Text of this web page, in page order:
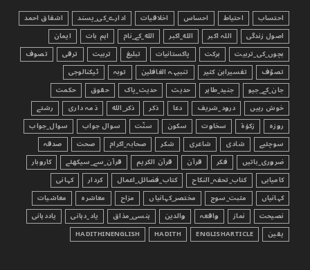
احتساب احتیاط احساس اخلاقیات ادارے_کی_پسند
اشفاق احمد
اصول زندگی
اللہ اکبر الله_اکبر الله_کے_نام اہم بات
ایمان
بچوں_کی_تربیت
برکت پاکستانیات تبليغ تربیت ترقی
تصوف
تصوّف
تفسیرابن کثیر تنبیہہ الغافلین توبہ
ٹیکنالوجی
جان_کے_جیو
جنید_طاہر حدیث حدیث_پاک حقوق
حکمت
خوش رہیں
درود_شریف دعا ذکر ذکر_الله ذمہ داری
رشتے
روزہ
زکوٰۃ سخاوت سکون سنّت سوال جواب
سوال_جواب
سوچئیے
شادی شاعری شکر صحابہ_اکرام صحت
صدقہ
ضروری_باتیں
فکر قرآن قرآن الکریم قرآن_سے_سیکھئے
کاروبار
کامیابی
کتاب_تحفہ_النکاح کتاب_فضائل_اعمال کردار
کہانی
کہانیاں
مثبت_سوچ مختصر_کہانیاں مزاح معاشرہ
معاشیات
نصیحت
نماز واقعہ والدین ہنسی_مذاق یاد_دہانی
یاددہانی
یقین
ENGLISHARTICLE
HADITH
HADITHINENGLISH